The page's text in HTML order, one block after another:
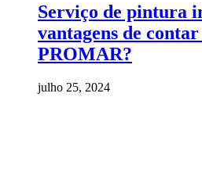
Serviço de pintura
vantagens de
PROMAR?
julho 25, 2024